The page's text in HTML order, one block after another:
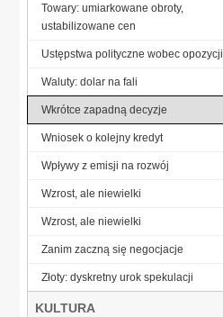
Towary: umiarkowane obroty,
ustabilizowane cen
Ustępstwa polityczne wobec opozycji
Waluty: dolar na fali
Wkrótce zapadną decyzje
Wniosek o kolejny kredyt
Wpływy z emisji na rozwój
Wzrost, ale niewielki
Wzrost, ale niewielki
Zanim zaczną się negocjacje
Złoty: dyskretny urok spekulacji
KULTURA